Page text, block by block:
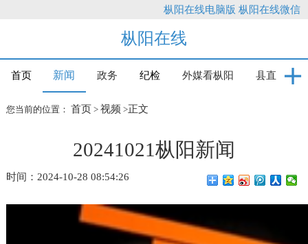
枞阳在线电脑版 枞阳在线微信
枞阳在线
首页 新闻 政务 纪检 外媒看枞阳 县直
您当前的位置： 首页 > 视频 >正文
20241021枞阳新闻
时间：2024-10-28 08:54:26